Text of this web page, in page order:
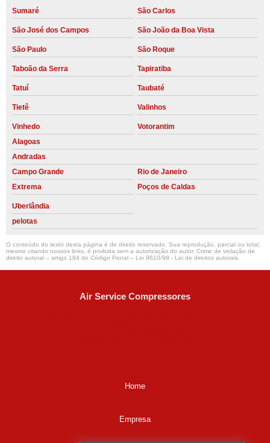
Sumaré São Carlos
São José dos Campos São João da Boa Vista
São Paulo São Roque
Taboão da Serra Tapiratiba
Tatuí Taubaté
Tietê Valinhos
Vinhedo
Votorantim
Alagoas
Andradas
Campo Grande
Rio de Janeiro
Extrema
Poços de Caldas
Uberlândia
pelotas
O conteúdo do texto desta página é de direito reservado. Sua reprodução, parcial ou total,
mesmo citando nossos links, é proibida sem a autorização do autor. Crime de violação de
direito autoral – artigo 184 do Código Penal – Lei 9610/98 - Lei de direitos autorais.
Air Service Compressores
Home
Empresa